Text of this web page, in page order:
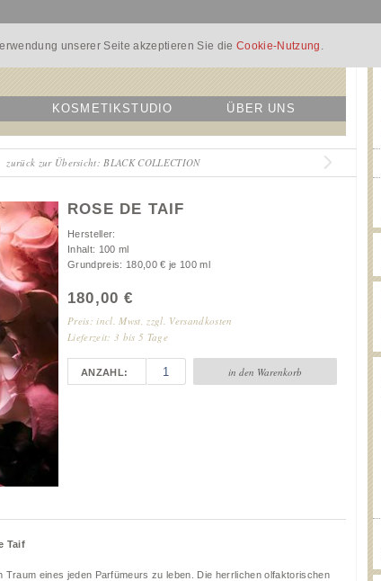
unserer Seite akzeptieren Sie die Cookie-Nutzung
KOSMETIKSTUDIO ÜBER UNS
zurück zur Übersicht: BLACK COLLECTION
ROSE DE TAIF
Hersteller
Inhalt
100 ml
Grundpreis
180,00 € je 100 ml
180,00 €
Preis: incl. Mwst, zzgl. Versandkosten
Lieferzeit: 3 bis 5 Tage
ANZAHL in den Warenkorb
Taif
Traum eines jeden Parfümeurs zu leben. Die herrlichen olfaktorischen